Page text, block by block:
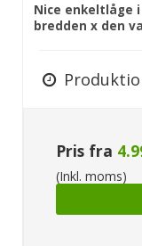
Nice enkeltlåge
bredden x den
Pris fra
(Inkl. moms)